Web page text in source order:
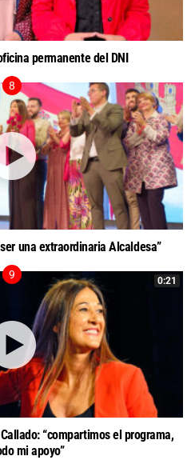
permanente del DNI
una extraordinaria Alcaldesa”
0:21
“compartimos el programa,
mi apoyo”